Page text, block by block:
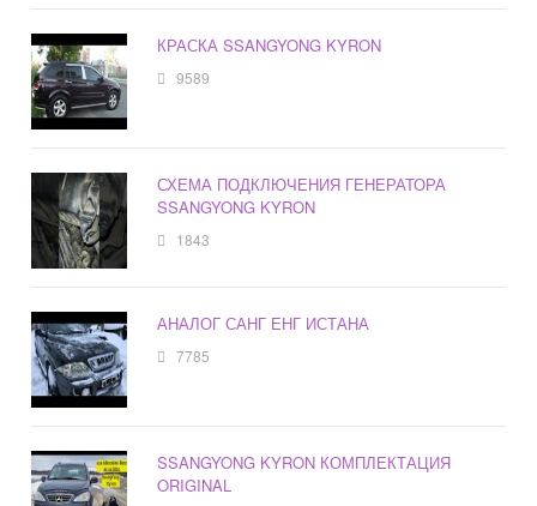
КРАСКА SSANGYONG KYRON
9589
СХЕМА ПОДКЛЮЧЕНИЯ ГЕНЕРАТОРА
SSANGYONG KYRON
1843
АНАЛОГ САНГ ЕНГ ИСТАНА
7785
SSANGYONG KYRON КОМПЛЕКТАЦИЯ
ORIGINAL